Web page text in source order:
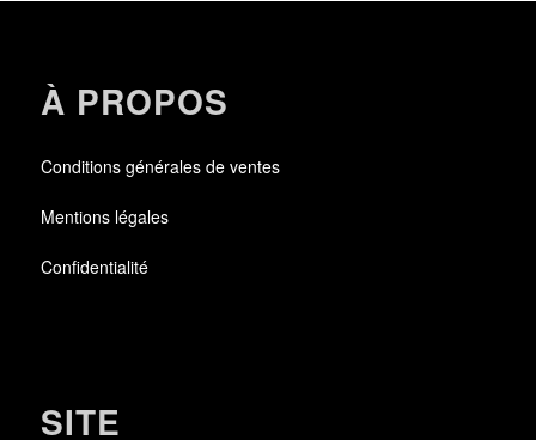
À PROPOS
Conditions générales de ventes
Mentions légales
Confidentialité
SITE